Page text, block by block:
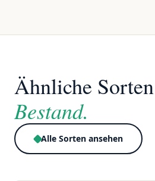
Ähnliche Sorten
Bestand.
Alle Sorten ansehen